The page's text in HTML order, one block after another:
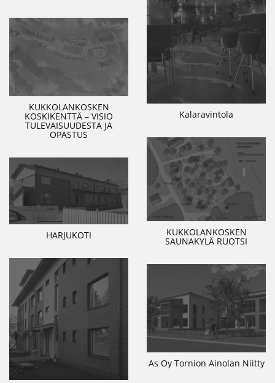
Kalaravintola
KUKKOLANKOSKEN
KOSKIKENTTÄ – VISIO
TULEVAISUUDESTA JA
OPASTUS
KUKKOLANKOSKEN
SAUNAKYLÄ RUOTSI
HARJUKOTI
As Oy Tornion Ainolan Niitty